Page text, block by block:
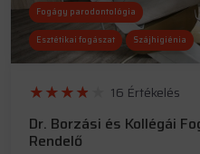
Fogágy parodontológia
Esztétikai fogászat Szájhigiénia
Röntgen Altatás
16 Értékelés
Dr. Borzási és Kollégái
Rendelő